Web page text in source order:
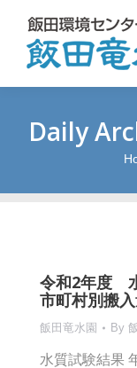
Daily
令和2年度
市町村別搬入
飯田竜水園 By
水質試験結果